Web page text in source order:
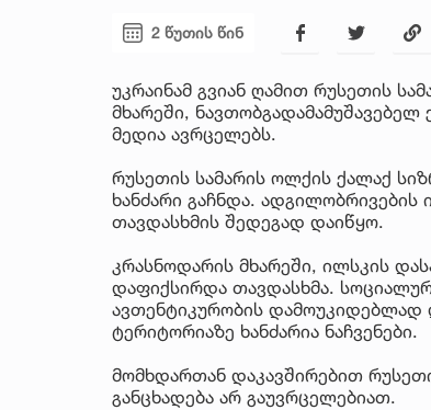
2 წუთის წინ
უკრაინამ გვიან ღამით რუსეთის
მხარეში, ნავთობგადამამუშავებელ
მედია ავრცელებს.
რუსეთის სამარის ოლქის ქალაქ
ხანძარი გაჩნდა. ადგილობრივების
თავდასხმის შედეგად დაიწყო.
კრასნოდარის მხარეში, ილსკის
დაფიქსირდა თავდასხმა.
ავთენტიკურობის დამოუკიდებლად
ტერიტორიაზე ხანძარია ნაჩვენები.
მომხდართან დაკავშირებით
განცხადება არ გაუვრცელებიათ.